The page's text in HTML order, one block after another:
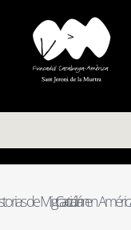
Explorando las Historias de Migración en América Latina: Un Enfoque Catalán